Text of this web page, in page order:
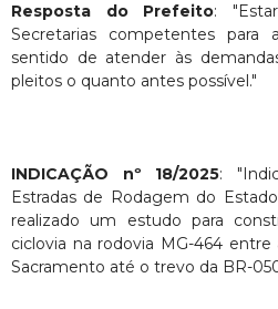
Resposta do Prefeito:
Secretarias competentes para
sentido de atender às
pleitos o quanto antes possível."
INDICAÇÃO nº 18/2025:
Estradas de Rodagem do
realizado um estudo para
ciclovia na rodovia MG-464
Sacramento até o trevo da BR-